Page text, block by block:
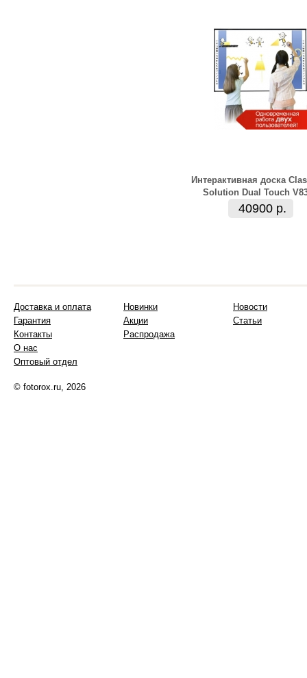
Интерактивная доска
Solution Dual Touch
40900 р.
Доставка и оплата
Гарантия
Контакты
О нас
Оптовый отдел
Новинки
Акции
Распродажа
Новости
Статьи
© fotorox.ru, 2026